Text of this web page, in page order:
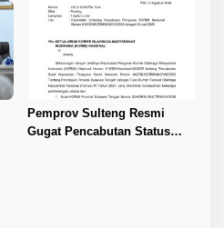
Pemprov Sulteng Resmi
Gugat Pencabutan Status